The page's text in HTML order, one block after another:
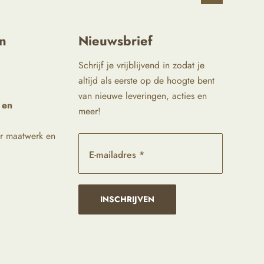
maatwerk en
Nieuwsbrief
Schrijf je vrijblijvend in zodat je
altijd als eerste op de hoogte bent
van nieuwe leveringen, acties en
meer!
E-mailadres *
INSCHRIJVEN